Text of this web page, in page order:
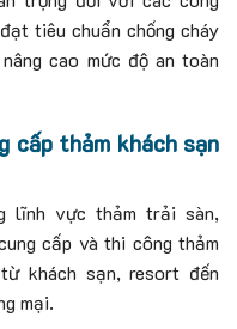
tiêu chuẩn chống cháy
cao mức độ an toàn
cấp thảm khách sạn
lĩnh vực thảm trải sàn,
cấp và thi công thảm
khách sạn, resort đến
mại.